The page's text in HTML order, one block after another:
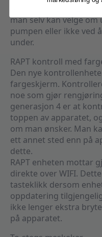
man selv kan velge
pumpen eller ikke ved
under.
RAPT kontroll med
Den nye
fargeskjerm.
noe som gjør
generasjon 4 er at
toppen av apparatet,
om man ønsker. Man
ett annet sted enn på
dette.
RAPT enheten mottar
direkte over WIFI.
tasteklikk dersom
oppdatering
ikke lenger ekstra
på apparatet.